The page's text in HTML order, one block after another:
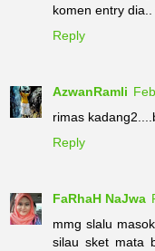
komen entry
Reply
AzwanRamli
rimas
Reply
FaRhaH NaJwa
mmg slalu
silau sket mata